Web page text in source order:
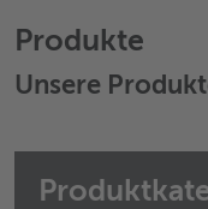
Produkte
Unsere